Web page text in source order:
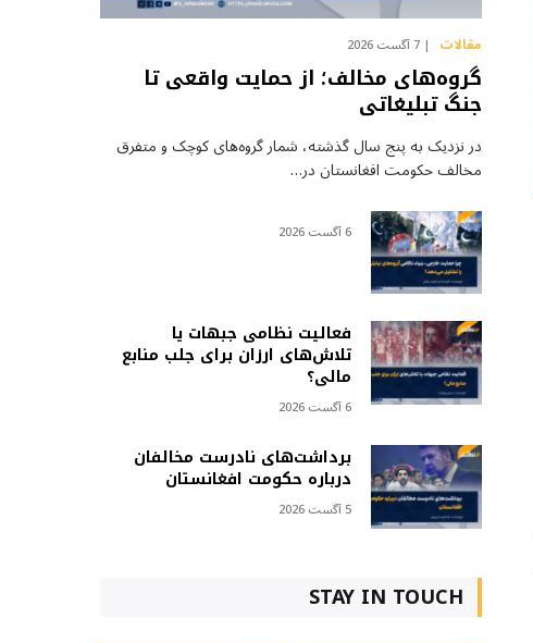
مقالات 7 آگست 2026
گروه‌های مخالف؛ از حمایت واقعی تا
جنگ تبلیغاتی
در نزدیک به پنج سال گذشته، شمار گروه‌های کوچک و متفرق
مخالف حکومت افغانستان در…
6 آگست 2026
فعالیت نظامی جبهات یا
تلاش‌های ارزان برای جلب منابع
مالی؟
6 آگست 2026
برداشت‌های نادرست مخالفان
درباره حکومت افغانستان
5 آگست 2026
STAY IN TOUCH